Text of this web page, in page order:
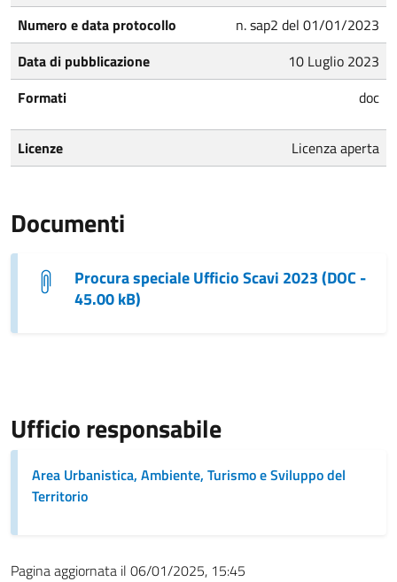
Numero e data protocollo
n. sap2 del 01/01/2023
Data di pubblicazione
10 Luglio 2023
Formati
doc
Licenze Licenza aperta
Documenti
Procura speciale Ufficio Scavi 2023 (DOC -
45.00 kB)
Ufficio responsabile
Area Urbanistica, Ambiente, Turismo e Sviluppo del
Territorio
Pagina aggiornata il 06/01/2025, 15:45